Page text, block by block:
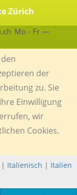
Zürich
Mo - Fr —
der
zu. Sie
Einwilligung
wir
Cookies.
| Italienisch | Italien